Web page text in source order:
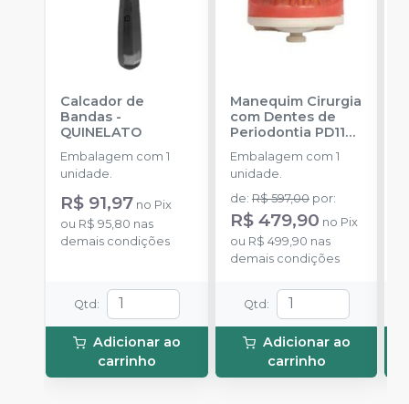
Calcador de
Bandas -
QUINELATO
Embalagem com 1
unidade.
R$ 91,97 no Pix
ou R$ 95,80 nas
demais condições
Qtd :
Adicionar ao
carrinho
Manequim Cirurgia
com Dentes de
Periodontia PD110
PRONEW
Embalagem com 1
unidade.
de: R$ 597,00 por:
R$ 479,90 no Pix
ou R$ 499,90 nas
demais condições
Qtd :
Adicionar ao
carrinho